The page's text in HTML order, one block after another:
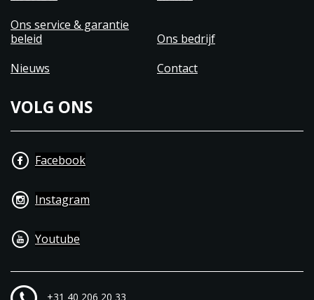
Ons service & garantie
beleid
Ons bedrijf
Nieuws
Contact
VOLG ONS
Facebook
Instagram
Youtube
+31 40 206 20 33